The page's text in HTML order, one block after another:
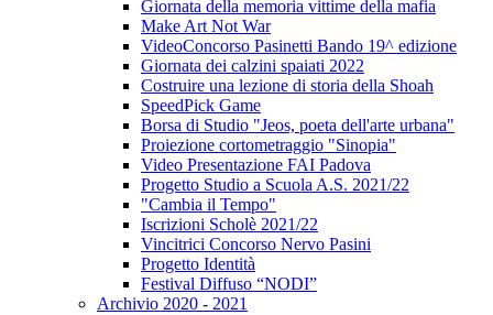
Giornata della memoria vittime della mafia
Make Art Not War
VideoConcorso Pasinetti Bando 19^ edizione
Giornata dei calzini spaiati 2022
Costruire una lezione di storia della Shoah
SpeedPick Game
Borsa di Studio "Jeos, poeta dell'arte urbana"
Proiezione cortometraggio "Sinopia"
Video Presentazione FAI Padova
Progetto Studio a Scuola A.S. 2021/22
"Cambia il Tempo"
Iscrizioni Scholè 2021/22
Vincitrici Concorso Nervo Pasini
Progetto Identità
Festival Diffuso “NODI”
Archivio 2020 - 2021